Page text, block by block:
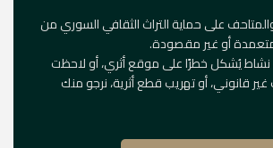
على حماية التراث الثقافي السوري من
متعمدة أو غير مقصودة.
يُشكل خطرًا على موقع أثري، أو لاحظت
قانوني، أو تهريب قطع أثرية، نرجو منك